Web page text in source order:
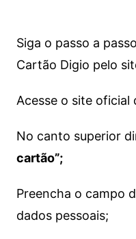
Siga o passo a
Cartão Digio pelo
Acesse o site oficial
No canto superior
cartão”;
Preencha o campo
dados pessoais;